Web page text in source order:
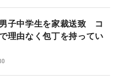
子中学生を家裁送致 コ
理由なく包丁を持ってい